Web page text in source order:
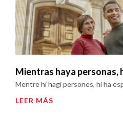
Mientras haya personas,
Mentre hi hagi persones, hi ha
LEER MÁS